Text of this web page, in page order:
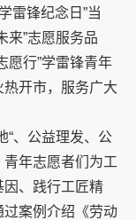
雷锋纪念日”当
来”志愿服务品
愿行”学雷锋青年
开市，服务广大
“、公益理发、公
年志愿者们为工
因、践行工匠精
案例介绍《劳动